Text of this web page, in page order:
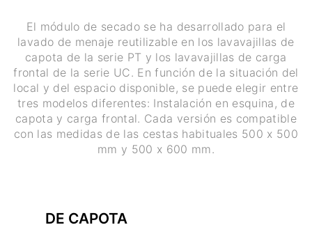
El módulo de secado se ha desarrollado para el
lavado de menaje reutilizable en los lavavajillas de
capota de la serie PT y los lavavajillas de carga
frontal de la serie UC. En función de la situación del
local y del espacio disponible, se puede elegir entre
tres modelos diferentes: Instalación en esquina, de
capota y carga frontal. Cada versión es compatible
con las medidas de las cestas habituales 500 x 500
mm y 500 x 600 mm.
DE CAPOTA